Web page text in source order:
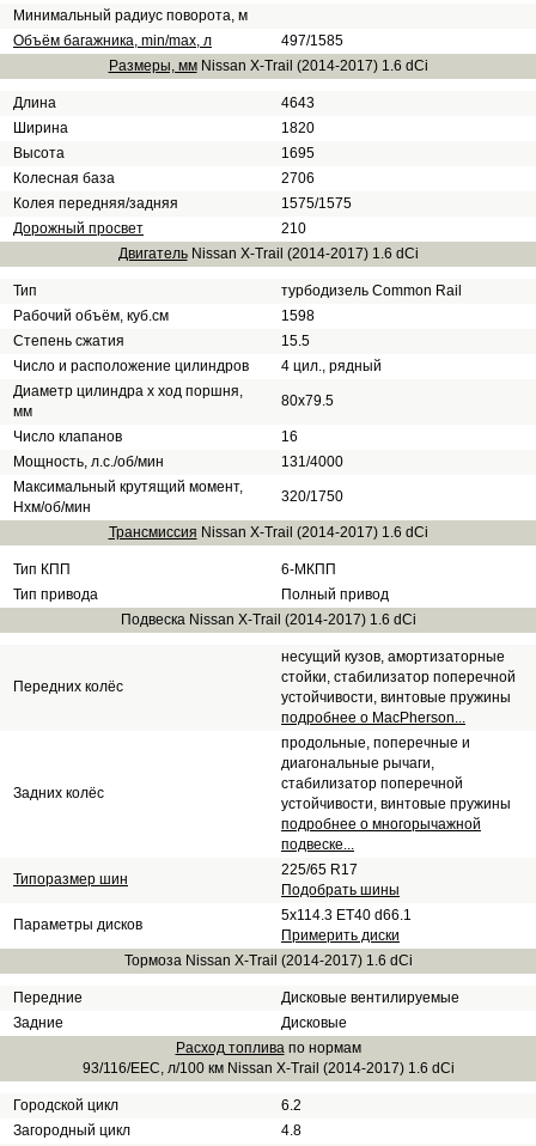
Минимальный радиус поворота, м
Объём багажника, min/max, л
497/1585
Размеры, ммNissan X-Trail (2014-2017) 1.6 dCi
Длина
4643
Ширина
1820
Высота
1695
Колесная база
2706
Колея передняя/задняя
1575/1575
Дорожный просвет
210
ДвигательNissan X-Trail (2014-2017) 1.6 dCi
Тип
турбодизель Common Rail
Рабочий объём, куб.см
1598
Степень сжатия
15.5
Число и расположение цилиндров
4 цил., рядный
Диаметр цилиндра х ход поршня,
мм
80х79.5
Число клапанов
16
Мощность, л.с./об/мин
131/4000
Максимальный крутящий момент,
Нхм/об/мин
320/1750
Трансмиссия Nissan X-Trail (2014-2017) 1.6 dCi
Тип КПП
6-МКПП
Тип привода
Полный привод
Подвеска Nissan X-Trail (2014-2017) 1.6 dCi
Передних колёс
несущий кузов, амортизаторные
стойки, стабилизатор поперечной
устойчивости, винтовые пружины
подробнее о MacPherson...
Задних колёс
продольные, поперечные и
диагональные рычаги,
стабилизатор поперечной
устойчивости, винтовые пружины
подробнее о многорычажной
подвеске...
Типоразмер шин
225/65 R17
Подобрать шины
Параметры дисков
5x114.3 ET40 d66.1
Примерить диски
Тормоза Nissan X-Trail (2014-2017) 1.6 dCi
Передние
Дисковые вентилируемые
Задние
Дисковые
Расход топливапо нормам
93/116/EEC, л/100 км Nissan X-Trail (2014-2017) 1.6 dCi
Городской цикл
6.2
Загородный цикл
4.8